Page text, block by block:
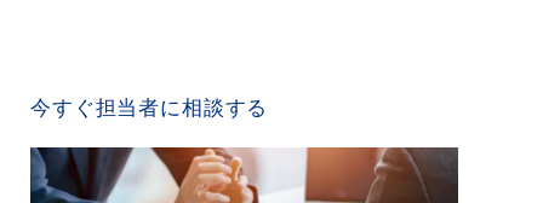
今すぐ担当者に相談する